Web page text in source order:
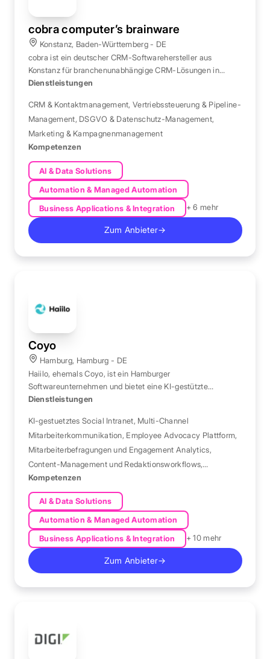
cobra computer’s brainware
Konstanz, Baden-Württemberg - DE
cobra ist ein deutscher CRM-Softwarehersteller aus
Konstanz für branchenunabhängige CRM-Lösungen in
Kontakt-, Vertriebs- und Marketingmanagement.
Dienstleistungen
CRM & Kontaktmanagement, Vertriebssteuerung & Pipeline-
Management, DSGVO & Datenschutz-Management,
Marketing & Kampagnenmanagement
Kompetenzen
AI & Data Solutions
Automation & Managed Automation
Business Applications & Integration
+ 6 mehr
Zum Anbieter→
Coyo
Hamburg, Hamburg - DE
Haiilo, ehemals Coyo, ist ein Hamburger
Softwareunternehmen und bietet eine KI-gestützte
Plattform für interne Mitarbeiterkommunikation und
Dienstleistungen
KI-gestuetztes Social Intranet, Multi-Channel
Mitarbeiterkommunikation, Employee Advocacy Plattform,
Mitarbeiterbefragungen und Engagement Analytics,
Content-Management und Redaktionsworkflows,
Integrationen und Enterprise-Konnektoren
Kompetenzen
AI & Data Solutions
Automation & Managed Automation
Business Applications & Integration
+ 10 mehr
Zum Anbieter→